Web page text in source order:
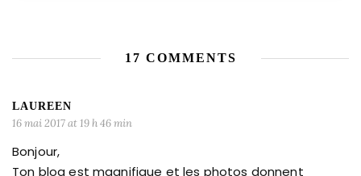
17 COMMENTS
LAUREEN
16 mai 2017 at 19 h 46 min
Bonjour,
Ton blog est magnifique et les photos donnent